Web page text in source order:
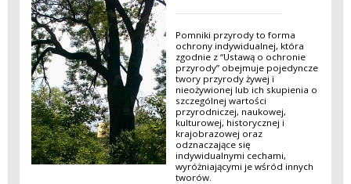
Pomniki przyrody to forma
ochrony indywidualnej, która
zgodnie z “Ustawą o ochronie
przyrody” obejmuje pojedyncze
twory przyrody żywej i
nieożywionej lub ich skupienia o
szczególnej wartości
przyrodniczej, naukowej,
kulturowej, historycznej i
krajobrazowej oraz
odznaczające się
indywidualnymi cechami,
wyróżniającymi je wśród innych
tworów.